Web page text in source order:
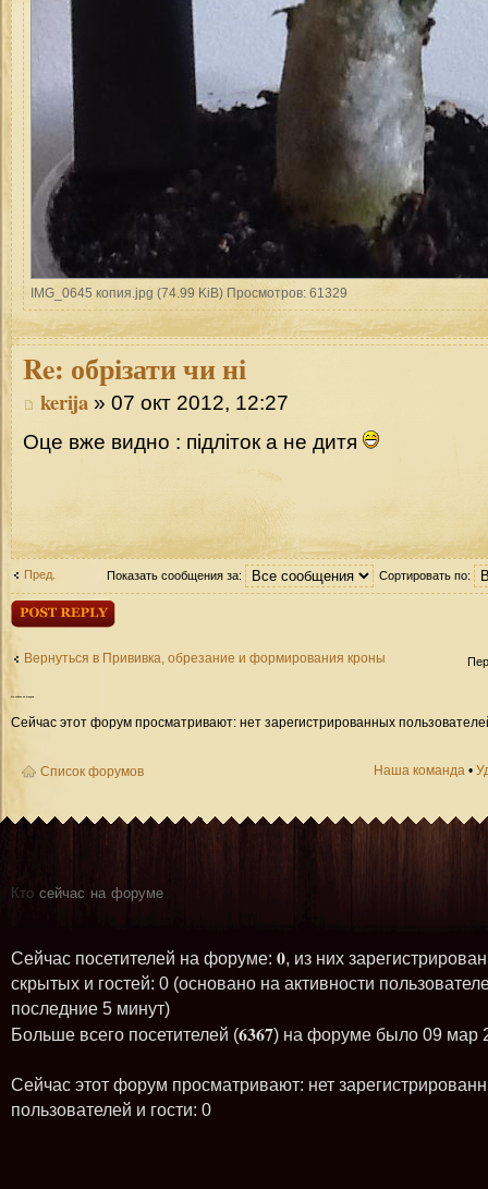
IMG_0645 копия.jpg (74.99 KiB) Просмотров: 61329
Re: обрізати чи ні
kerija » 07 окт 2012, 12:27
Оце вже видно : підліток а не дитя
Пред. Показать сообщения за: Сортировать по:
Ответить
Вернуться в Прививка, обрезание и формирования кроны
Кто сейчас на форуме
Сейчас этот форум просматривают: нет зарегистрированных
Список форумов Наша команда •
Кто сейчас на форуме
Сейчас посетителей на форуме: 0, из них
скрытых и гостей: 0 (основано на активности
последние 5 минут)
Больше всего посетителей (6367) на форуме было 09 мар
Сейчас этот форум просматривают: нет
пользователей и гости: 0